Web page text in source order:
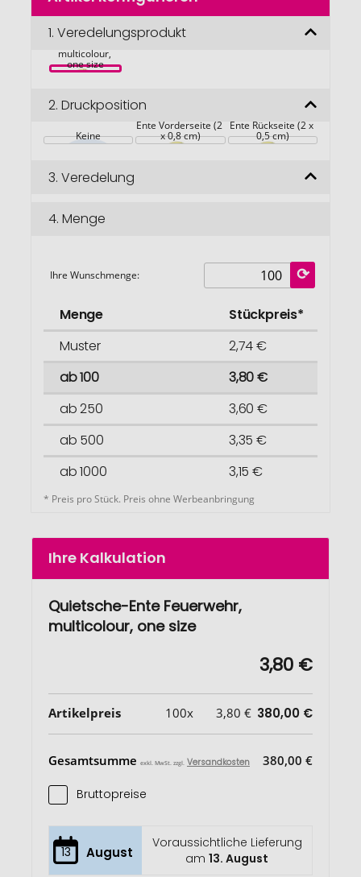
Bildgalerie
1. Veredelungsprodukt
Quietsche-Ente
multicolour,
one size
2. Druckposition
Keine
Ente Vorderseite (2
x 0,8 cm)
Ente Rückseite (2 x
0,5 cm)
3. Veredelung
4. Menge
Ihre Wunschmenge:
Menge
Stückpreis*
Muster
2,74 €
ab 100
3,80 €
ab 250
3,60 €
ab 500
3,35 €
ab 1000
3,15 €
* Preis pro Stück. Preis ohne Werbeanbringung
Ihre Kalkulation
Quietsche-Ente Feuerwehr,
multicolour, one size
3,80 €
Artikelpreis 100x 3,80 € 380,00 €
Gesamtsumme exkl. MwSt. zzgl. Versandkosten 380,00 €
Bruttopreise
13 August
Voraussichtliche Lieferung
am13. August